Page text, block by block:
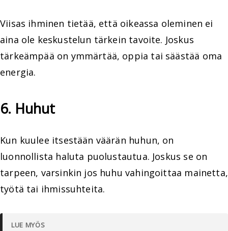
Viisas ihminen tietää, että oikeassa oleminen ei
aina ole keskustelun tärkein tavoite. Joskus
tärkeämpää on ymmärtää, oppia tai säästää oma
energia.
6. Huhut
Kun kuulee itsestään väärän huhun, on
luonnollista haluta puolustautua. Joskus se on
tarpeen, varsinkin jos huhu vahingoittaa mainetta,
työtä tai ihmissuhteita.
LUE MYÖS